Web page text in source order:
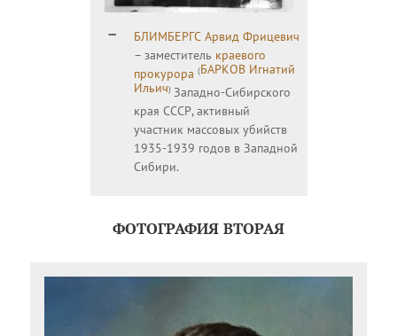
БЛИМБЕРГС Арвид Фрицевич
– заместитель краевого
прокурора (БАРКОВ Игнатий
Ильич) Западно-Сибирского
края СССР, активный
участник массовых убийств
1935-1939 годов в Западной
Сибири.
ФОТОГРАФИЯ ВТОРАЯ